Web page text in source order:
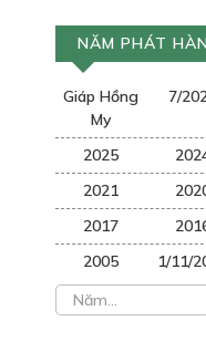
NĂM PHÁT
Giáp Hồng
My
7/
2025
2021
2017
2005
1/11/